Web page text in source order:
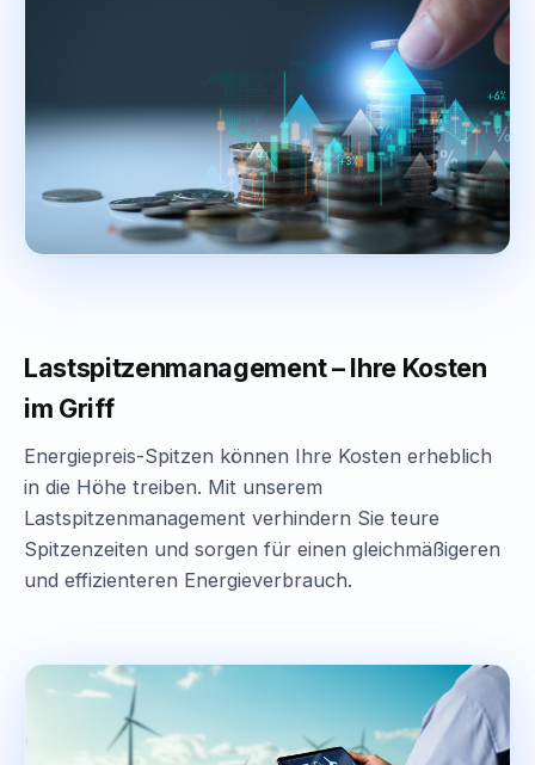
Lastspitzenmanagement – Ihre Kosten
im Griff
Energiepreis-Spitzen können Ihre Kosten erheblich
in die Höhe treiben. Mit unserem
Lastspitzenmanagement verhindern Sie teure
Spitzenzeiten und sorgen für einen gleichmäßigeren
und effizienteren Energieverbrauch.